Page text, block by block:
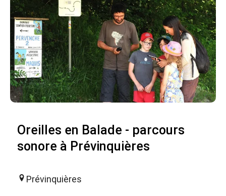
Oreilles en Balade - parcours
sonore à Prévinquières
Prévinquières